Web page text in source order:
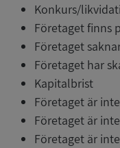
Konkurs/
Företaget finns
Företaget
Företaget har
Kapitalbrist
Företaget är
Företaget är
Företaget är